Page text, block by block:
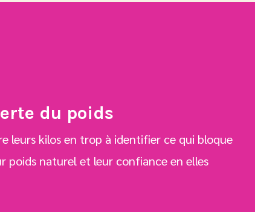
du poids
leurs kilos en trop à identifier ce qui bloque
poids naturel et leur confiance en elles